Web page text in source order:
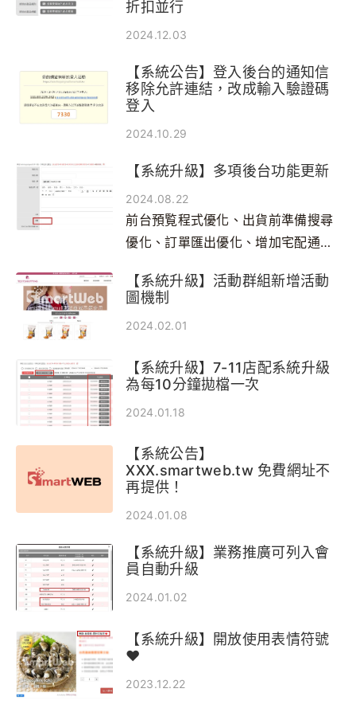
折扣並行
2024.12.03
【系統公告】登入後台的通知信
移除允許連結，改成輸入驗證碼
登入
2024.10.29
【系統升級】多項後台功能更新
前台預覧程式優化、出貨前準備搜尋
優化、訂單匯出優化、增加宅配通串
2024.08.22
【系統升級】活動群組新增活動
圖機制
2024.02.01
【系統升級】7-11店配系統升級
為每10分鐘拋檔一次
2024.01.18
【系統公告】
XXX.smartweb.tw 免費網址不
再提供！
2024.01.08
【系統升級】業務推廣可列入會
員自動升級
2024.01.02
【系統升級】開放使用表情符號
❤️
2023.12.22